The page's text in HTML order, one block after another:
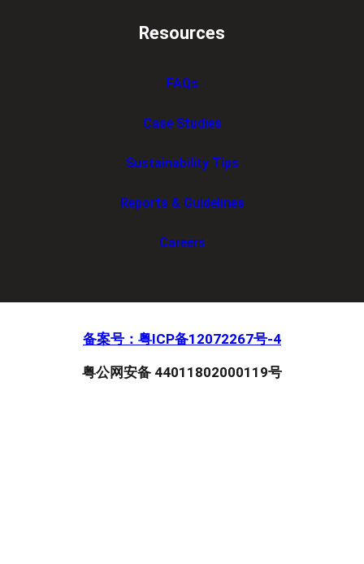
Resources
FAQs
Case Studies
Sustainability Tips
Reports & Guidelines
Careers
备案号：粤ICP备12072267号-4
粤公网安备 44011802000119号